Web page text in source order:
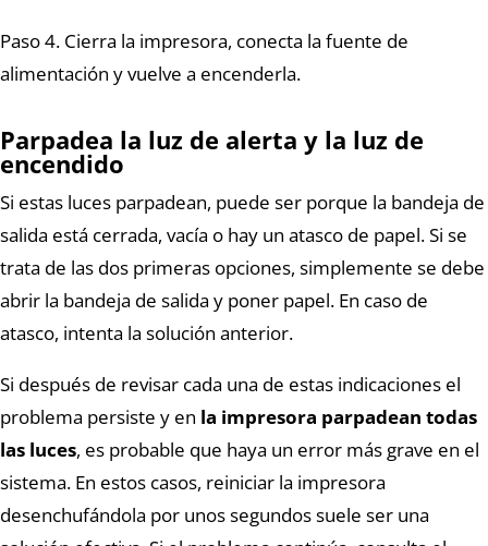
Paso 4. Cierra la impresora, conecta la fuente de
alimentación y vuelve a encenderla.
Parpadea la luz de alerta y la luz de
encendido
Si estas luces parpadean, puede ser porque la bandeja de
salida está cerrada, vacía o hay un atasco de papel. Si se
trata de las dos primeras opciones, simplemente se debe
abrir la bandeja de salida y poner papel. En caso de
atasco, intenta la solución anterior.
Si después de revisar cada una de estas indicaciones el
problema persiste y en la impresora parpadean todas
las luces, es probable que haya un error más grave en el
sistema. En estos casos, reiniciar la impresora
desenchufándola por unos segundos suele ser una